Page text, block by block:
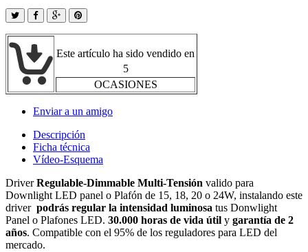
Este artículo ha sido vendido en
5
OCASIONES
Enviar a un amigo
Descripción
Ficha técnica
Vídeo-Esquema
DriverRegulable-Dimmable Multi-Tensión valido para
Downlight LED panel o Plafón de 15, 18, 20 o 24W, instalando este
driver podrás regular la intensidad luminosa tus Donwlight
Panel o Plafones LED. 30.000 horas de vida útil y garantía de 2
años. Compatible con el 95% de los reguladores para LED del
mercado.